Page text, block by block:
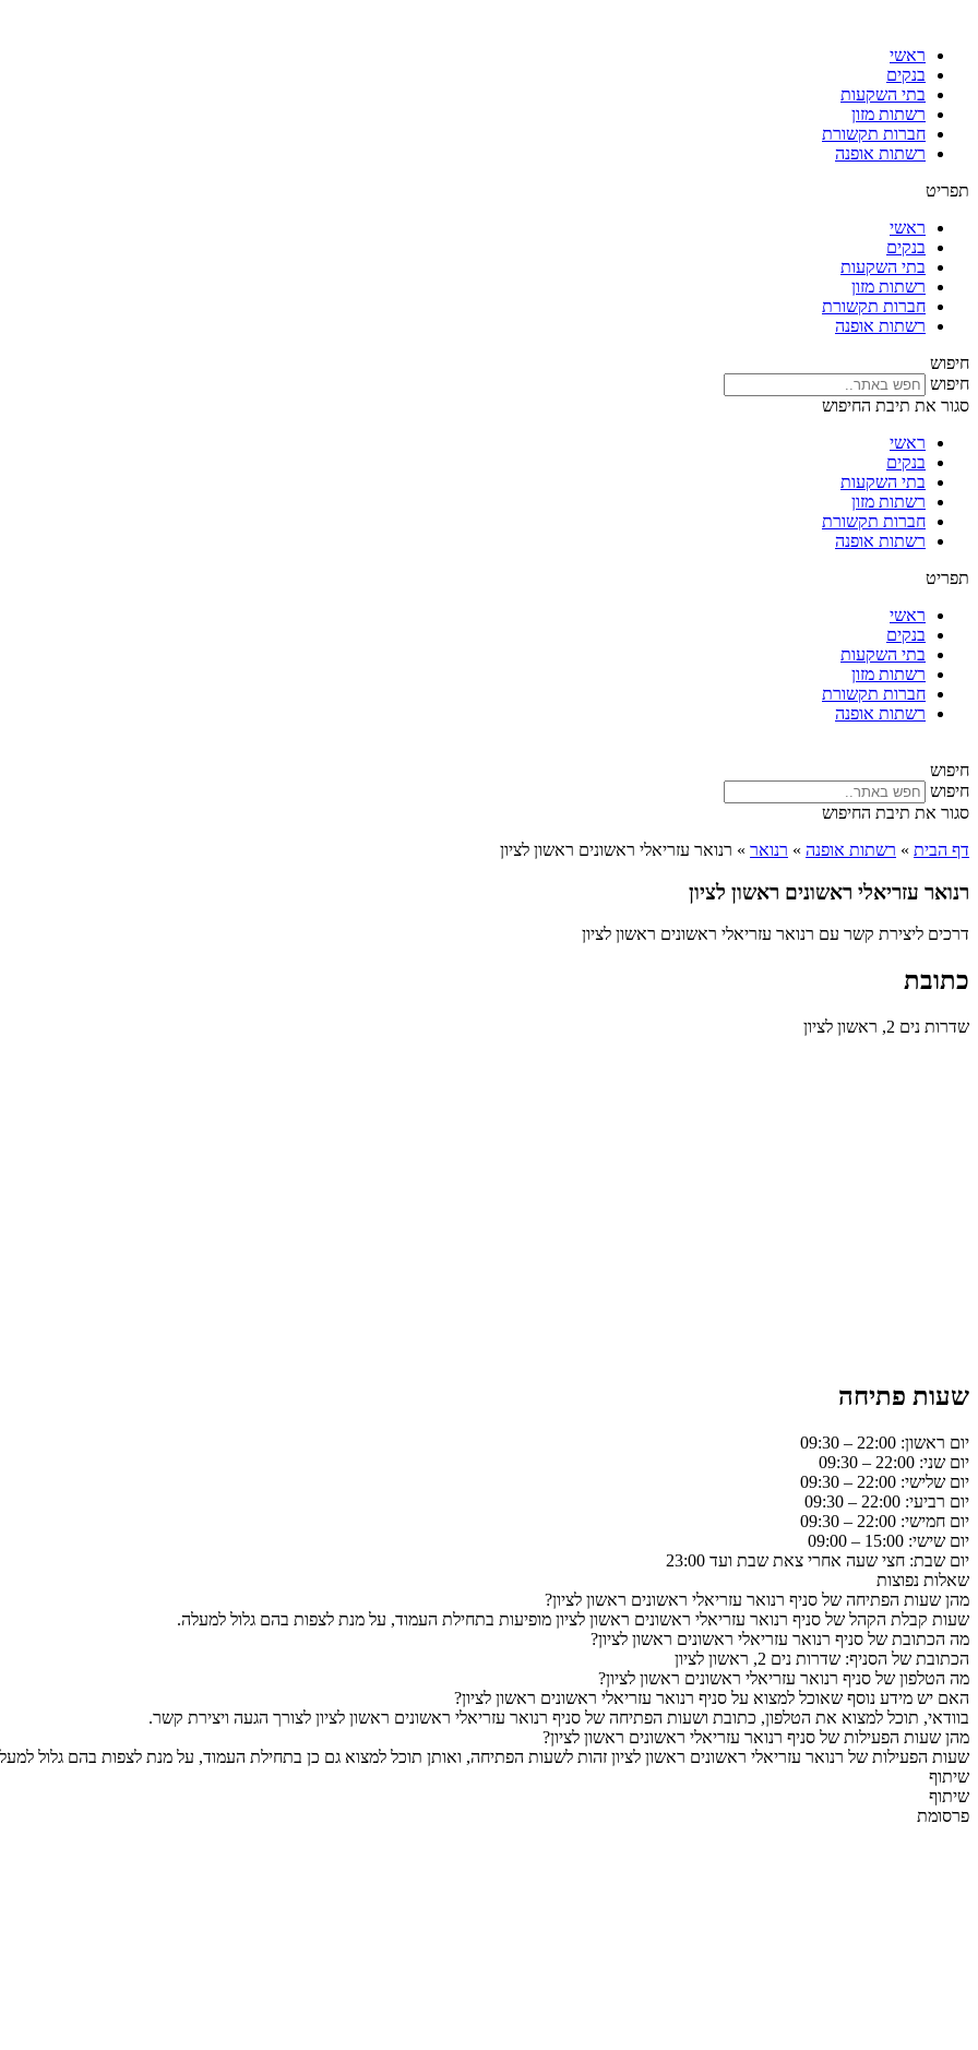
ראשי
בנקים
בתי השקעות
רשתות מזון
חברות תקשורת
רשתות אופנה
תפריט
ראשי
בנקים
בתי השקעות
רשתות מזון
חברות תקשורת
רשתות אופנה
חיפוש
חיפוש
סגור את תיבת החיפוש
ראשי
בנקים
בתי השקעות
רשתות מזון
חברות תקשורת
רשתות אופנה
תפריט
ראשי
בנקים
בתי השקעות
רשתות מזון
חברות תקשורת
רשתות אופנה
חיפוש
חיפוש
סגור את תיבת החיפוש
דף הבית » רשתות אופנה » רנואר » רנואר עזריאלי ראשונים ראשון לציון
רנואר עזריאלי ראשונים ראשון לציון
דרכים ליצירת קשר עם רנואר עזריאלי ראשונים ראשון לציון
כתובת
שדרות נים 2, ראשון לציון
שעות פתיחה
יום ראשון: 22:00 – 09:30
יום שני: 22:00 – 09:30
יום שלישי: 22:00 – 09:30
יום רביעי: 22:00 – 09:30
יום חמישי: 22:00 – 09:30
יום שישי: 15:00 – 09:00
יום שבת: חצי שעה אחרי צאת שבת ועד 23:00
שאלות נפוצות
מהן שעות הפתיחה של סניף רנואר עזריאלי ראשונים ראשון לציון?
שעות קבלת הקהל של סניף רנואר עזריאלי ראשונים ראשון לציון מופיעות בתחילת העמוד, על מנת לצפות בהם גלול למעלה.
מה הכתובת של סניף רנואר עזריאלי ראשונים ראשון לציון?
הכתובת של הסניף: שדרות נים 2, ראשון לציון
מה הטלפון של סניף רנואר עזריאלי ראשונים ראשון לציון?
האם יש מידע נוסף שאוכל למצוא על סניף רנואר עזריאלי ראשונים ראשון לציון?
בוודאי, תוכל למצוא את הטלפון, כתובת ושעות הפתיחה של סניף רנואר עזריאלי ראשונים ראשון לציון לצורך הגעה ויצירת קשר.
מהן שעות הפעילות של סניף רנואר עזריאלי ראשונים ראשון לציון?
שעות הפעילות של רנואר עזריאלי ראשונים ראשון לציון זהות לשעות הפתיחה, ואותן תוכל למצוא גם כן בתחילת העמוד, על מנת לצפות בהם גלול
שיתוף
שיתוף
פרסומת